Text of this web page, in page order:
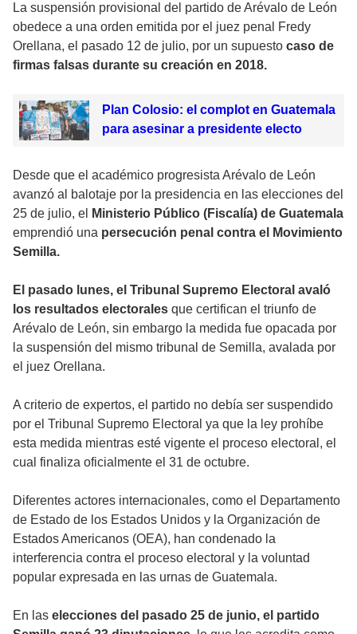
La suspensión provisional del partido de Arévalo de León
obedece a una orden emitida por el juez penal Fredy
Orellana, el pasado 12 de julio, por un supuesto caso de
firmas falsas durante su creación en 2018.
Plan Colosio: el complot en Guatemala
para asesinar a presidente electo
Desde que el académico progresista Arévalo de León
avanzó al balotaje por la presidencia en las elecciones del
25 de julio, el
Ministerio Público (Fiscalía) de Guatemala
emprendió una persecución penal contra el Movimiento
Semilla.
El pasado lunes, el Tribunal Supremo Electoral avaló
los resultados electorales que certifican el triunfo de
Arévalo de León, sin embargo la medida fue opacada por
la suspensión del mismo tribunal de Semilla, avalada por
el juez Orellana.
A criterio de expertos, el partido no debía ser suspendido
por el Tribunal Supremo Electoral ya que la ley prohíbe
esta medida mientras esté vigente el proceso electoral, el
cual finaliza oficialmente el 31 de octubre.
Diferentes actores internacionales, como el Departamento
de Estado de los Estados Unidos y la Organización de
Estados Americanos (OEA), han condenado la
interferencia contra el proceso electoral y la voluntad
popular expresada en las urnas de Guatemala.
En las elecciones del pasado 25 de junio, el partido